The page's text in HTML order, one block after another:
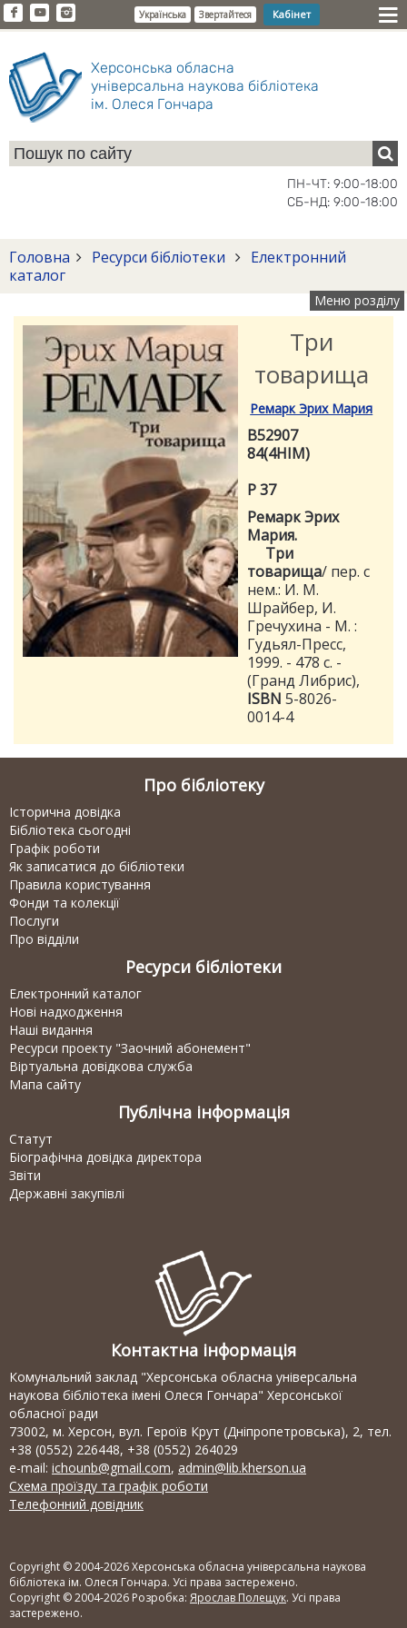
Українська Звертайтеся Кабінет
Херсонська обласна
універсальна наукова бібліотека
ім. Олеся Гончара
ПН-ЧТ: 9:00-18:00
СБ-НД: 9:00-18:00
Головна Ресурси бібліотеки
Електронний
каталог
Меню розділу
Три
товарища
Ремарк Эрих Мария
В52907
84(4НIМ)
Р 37
Ремарк Эрих
Мария.
Три
товарища/ пер. с
нем.: И. М.
Шрайбер, И.
Гречухина - М. :
Гудьял-Пресс,
1999. - 478 с. -
(Гранд Либрис),
ISBN 5-8026-
0014-4
Про бібліотеку
Історична довідка
Бібліотека сьогодні
Графік роботи
Як записатися до бібліотеки
Правила користування
Фонди та колекції
Послуги
Про відділи
Ресурси бібліотеки
Електронний каталог
Нові надходження
Наші видання
Ресурси проекту "Заочний абонемент"
Віртуальна довідкова служба
Мапа сайту
Публічна інформація
Статут
Біографічна довідка директора
Звіти
Державні закупівлі
Контактна інформація
Комунальний заклад "Херсонська обласна універсальна
наукова бібліотека імені Олеся Гончара" Херсонської
обласної ради
73002, м. Херсон, вул. Героїв Крут (Дніпропетровська), 2, тел.
+38 (0552) 226448, +38 (0552) 264029
e-mail: ichounb@gmail.com, admin@lib.kherson.ua
Схема проїзду та графік роботи
Телефонний довідник
Copyright © 2004-2026 Херсонська обласна універсальна наукова
бібліотека ім. Олеся Гончара. Усі права застережено.
Copyright © 2004-2026 Розробка: Ярослав Полещук. Усі права
застережено.